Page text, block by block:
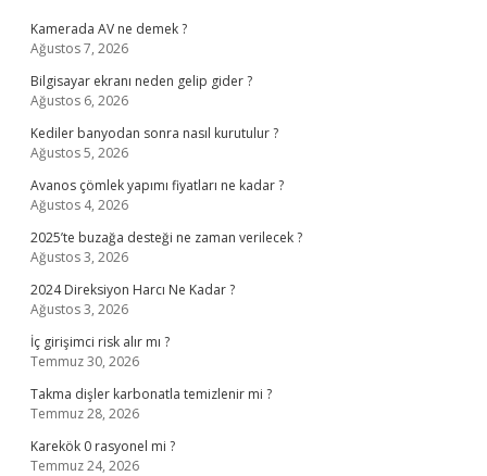
Kamerada AV ne demek ?
Ağustos 7, 2026
Bilgisayar ekranı neden gelip gider ?
Ağustos 6, 2026
Kediler banyodan sonra nasıl kurutulur ?
Ağustos 5, 2026
Avanos çömlek yapımı fiyatları ne kadar ?
Ağustos 4, 2026
2025’te buzağa desteği ne zaman verilecek ?
Ağustos 3, 2026
2024 Direksiyon Harcı Ne Kadar ?
Ağustos 3, 2026
İç girişimci risk alır mı ?
Temmuz 30, 2026
Takma dişler karbonatla temizlenir mi ?
Temmuz 28, 2026
Karekök 0 rasyonel mi ?
Temmuz 24, 2026